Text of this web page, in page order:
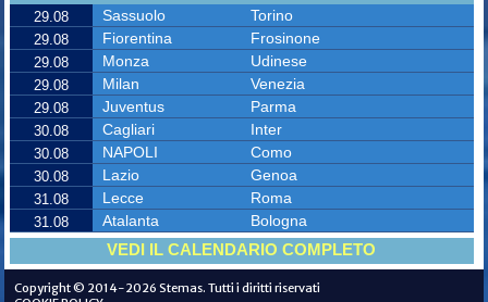
29.08 Sassuolo Torino
29.08 Fiorentina Frosinone
29.08 Monza Udinese
29.08 Milan Venezia
29.08 Juventus Parma
30.08 Cagliari Inter
30.08 NAPOLI Como
30.08 Lazio Genoa
31.08 Lecce Roma
31.08 Atalanta Bologna
VEDI IL CALENDARIO COMPLETO
Copyright © 2014-2026 Stemas. Tutti i diritti riservati